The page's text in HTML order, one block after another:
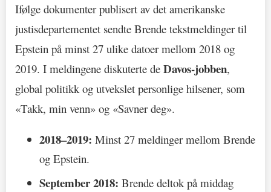
Ifølge dokumenter publisert av det amerikanske
justisdepartementet sendte Brende tekstmeldinger til
Epstein på minst 27 ulike datoer mellom 2018 og
2019. I meldingene diskuterte de Davos-jobben,
global politikk og utvekslet personlige hilsener, som
«Takk, min venn» og «Savner deg».
2018–2019: Minst 27 meldinger mellom Brende
og Epstein.
September 2018: Brende deltok på middag